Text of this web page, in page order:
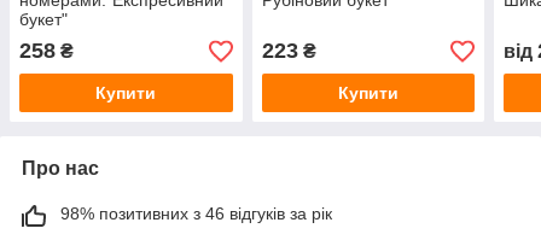
букет"
258 ₴
Купити
223₴
Купити
від
Про нас
98% позитивних з 46 відгуків за рік